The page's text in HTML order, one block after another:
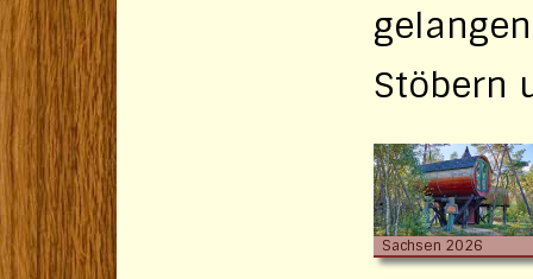
Stöbern
Sachsen 2026